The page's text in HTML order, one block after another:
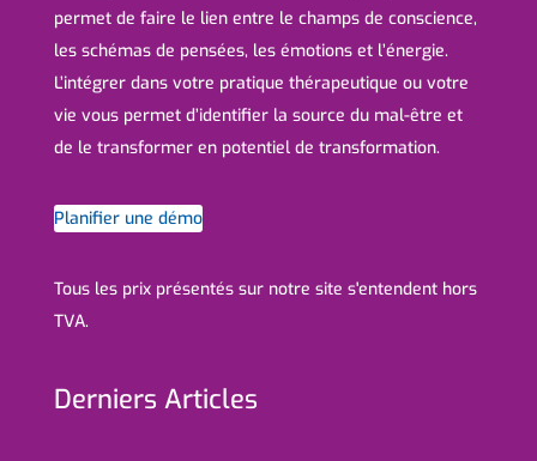
permet de faire le lien entre le champs de conscience,
les schémas de pensées, les émotions et l’énergie.
L’intégrer dans votre pratique thérapeutique ou votre
vie vous permet d’identifier la source du mal-être et
de le transformer en potentiel de transformation.
Planifier une démo
Tous les prix présentés sur notre site s'entendent hors
TVA.
Derniers Articles